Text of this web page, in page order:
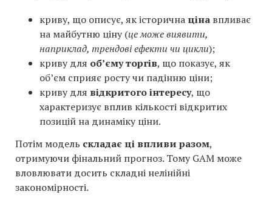
криву, що описує, як історична ціна впливає
на майбутню ціну (це може виявити,
наприклад, трендові ефекти чи цикли);
криву для об’єму торгів, що показує, як
об’єм сприяє росту чи падінню ціни;
криву для відкритого інтересу, що
характеризує вплив кількості відкритих
позицій на динаміку ціни.
Потім модель складає ці впливи разом,
отримуючи фінальний прогноз. Тому GAM може
вловлювати досить складні нелінійні
закономірності.